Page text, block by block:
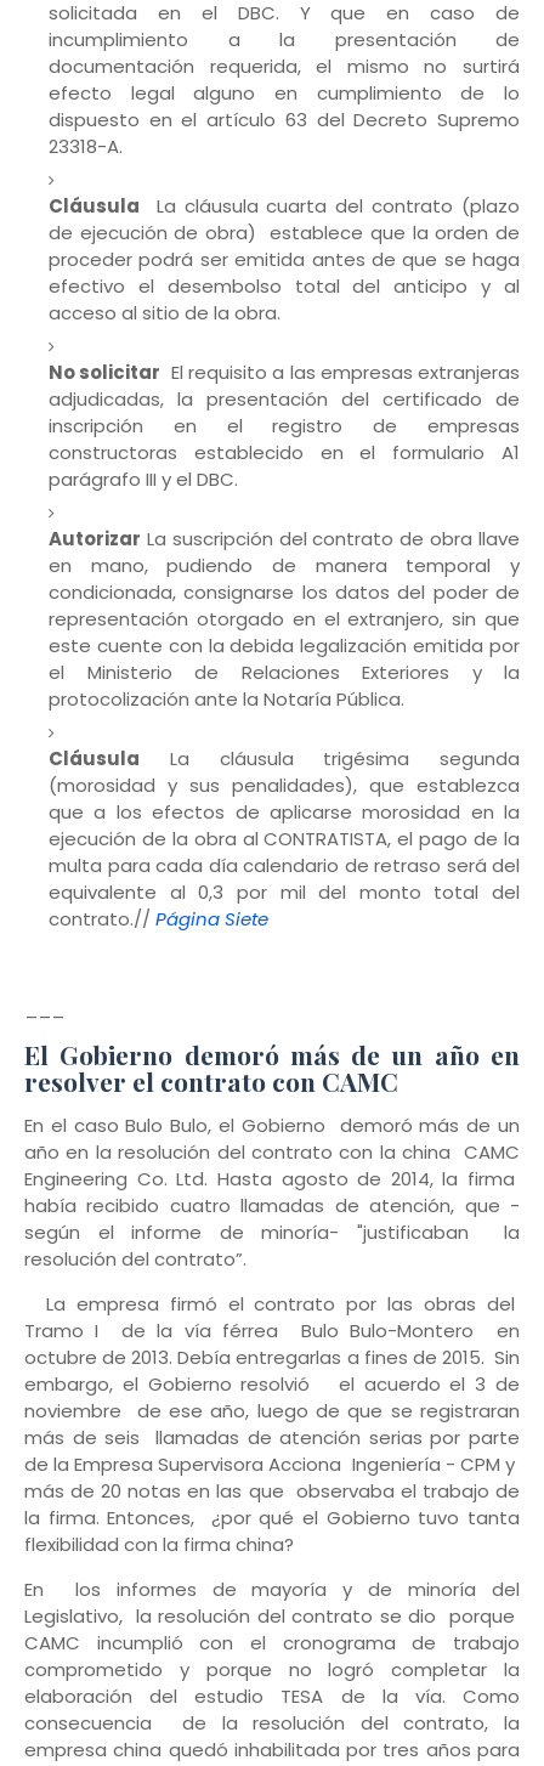
solicitada en el DBC. Y que en caso de
incumplimiento a la presentación de
documentación requerida, el mismo no surtirá
efecto legal alguno en cumplimiento de lo
dispuesto en el artículo 63 del Decreto Supremo
23318-A.
Cláusula La cláusula cuarta del contrato (plazo
de ejecución de obra) establece que la orden de
proceder podrá ser emitida antes de que se haga
efectivo el desembolso total del anticipo y al
acceso al sitio de la obra.
No solicitar El requisito a las empresas extranjeras
adjudicadas, la presentación del certificado de
inscripción en el registro de empresas
constructoras establecido en el formulario A1
parágrafo III y el DBC.
Autorizar La suscripción del contrato de obra llave
en mano, pudiendo de manera temporal y
condicionada, consignarse los datos del poder de
representación otorgado en el extranjero, sin que
este cuente con la debida legalización emitida por
el Ministerio de Relaciones Exteriores y la
protocolización ante la Notaría Pública.
Cláusula La cláusula trigésima segunda
(morosidad y sus penalidades), que establezca
que a los efectos de aplicarse morosidad en la
ejecución de la obra al CONTRATISTA, el pago de la
multa para cada día calendario de retraso será del
equivalente al 0,3 por mil del monto total del
contrato.// Página Siete
El Gobierno demoró más de un año en
resolver el contrato con CAMC
En el caso Bulo Bulo, el Gobierno demoró más de un
año en la resolución del contrato con la china CAMC
Engineering Co. Ltd. Hasta agosto de 2014, la firma
había recibido cuatro llamadas de atención, que -
según el informe de minoría- "justificaban la
resolución del contrato”.
La empresa firmó el contrato por las obras del
Tramo I de la vía férrea Bulo Bulo-Montero en
octubre de 2013. Debía entregarlas a fines de 2015. Sin
embargo, el Gobierno resolvió el acuerdo el 3 de
noviembre de ese año, luego de que se registraran
más de seis llamadas de atención serias por parte
de la Empresa Supervisora Acciona Ingeniería - CPM y
más de 20 notas en las que observaba el trabajo de
la firma. Entonces, ¿por qué el Gobierno tuvo tanta
flexibilidad con la firma china?
En los informes de mayoría y de minoría del
Legislativo, la resolución del contrato se dio porque
CAMC incumplió con el cronograma de trabajo
comprometido y porque no logró completar la
elaboración del estudio TESA de la vía. Como
consecuencia de la resolución del contrato, la
empresa china quedó inhabilitada por tres años para